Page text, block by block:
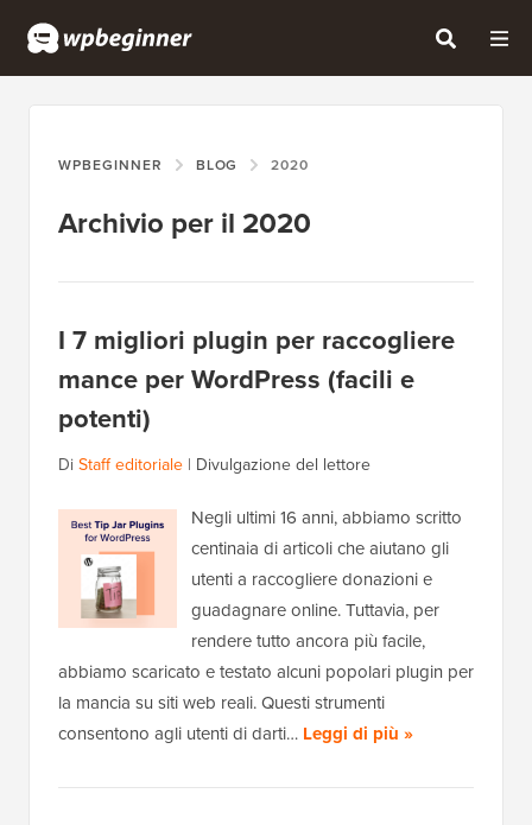
WPBEGINNER BLOG 2020
Archivio per il 2020
I 7 migliori plugin per raccogliere
mance per WordPress (facili e
potenti)
DiStaff editoriale | Divulgazione del lettore
Negli ultimi 16 anni, abbiamo scritto
centinaia di articoli che aiutano gli
utenti a raccogliere donazioni e
guadagnare online. Tuttavia, per
rendere tutto ancora più facile,
abbiamo scaricato e testato alcuni popolari plugin per
la mancia su siti web reali. Questi strumenti
consentono agli utenti di darti… Leggi di più »